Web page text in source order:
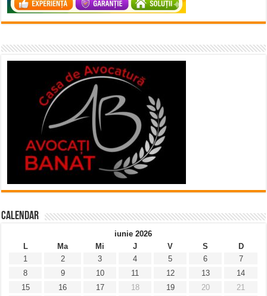
Calendar
iunie 2026
L
Ma Mi J V S
D
1
2 3 4 5 6
7
8
9 10 11 12 13
14
15
16 17 18 19 20
21